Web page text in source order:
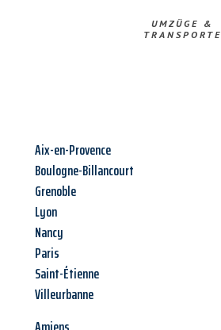
UMZÜGE &
TRANSPORTE
Aix-en-Provence
Boulogne-Billancourt
Grenoble
Lyon
Nancy
Paris
Saint-Étienne
Villeurbanne